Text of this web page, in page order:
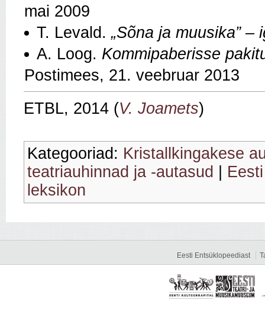
mai 2009
T. Levald. „Sõna ja muusika” –
A. Loog. Kommipaberisse
Postimees, 21. veebruar 2013
ETBL, 2014 (V. Joamets)
Kategooriad: Kristallkingakese
teatriauhinnad ja -autasud
leksikon
Eesti Entsüklopeediast